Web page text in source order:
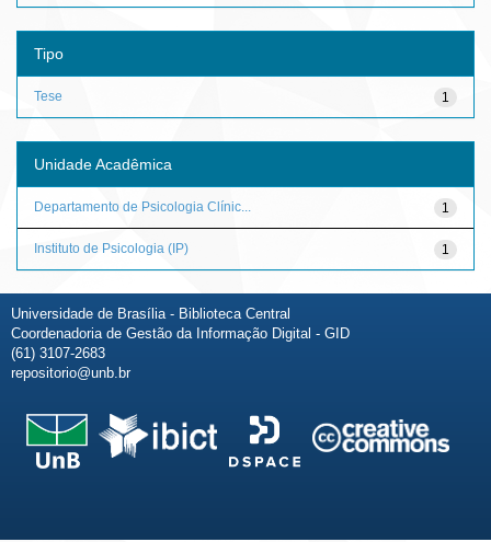
Tipo
1
Tese
Unidade Acadêmica
1
Departamento de Psicologia Clínic...
1
Instituto de Psicologia (IP)
Universidade de Brasília - Biblioteca Central
Coordenadoria de Gestão da Informação Digital - GID
(61) 3107-2683
repositorio@unb.br